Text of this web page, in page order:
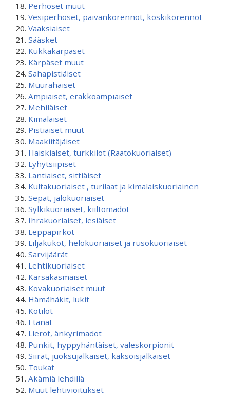
Perhoset muut
Vesiperhoset, päivänkorennot, koskikorennot
Vaaksiaiset
Sääsket
Kukkakärpäset
Kärpäset muut
Sahapistiäiset
Muurahaiset
Ampiaiset, erakkoampiaiset
Mehiläiset
Kimalaiset
Pistiäiset muut
Maakiitäjäiset
Haiskiaiset, turkkilot (Raatokuoriaiset)
Lyhytsiipiset
Lantiaiset, sittiäiset
Kultakuoriaiset , turilaat ja kimalaiskuoriainen
Sepät, jalokuoriaiset
Sylkikuoriaiset, kiiltomadot
Ihrakuoriaiset, lesiäiset
Leppäpirkot
Liljakukot, helokuoriaiset ja rusokuoriaiset
Sarvijäärät
Lehtikuoriaiset
Kärsäkäsmäiset
Kovakuoriaiset muut
Hämähäkit, lukit
Kotilot
Etanat
Lierot, änkyrimadot
Punkit, hyppyhäntäiset, valeskorpionit
Siirat, juoksujalkaiset, kaksoisjalkaiset
Toukat
Äkämiä lehdillä
Muut lehtivioitukset